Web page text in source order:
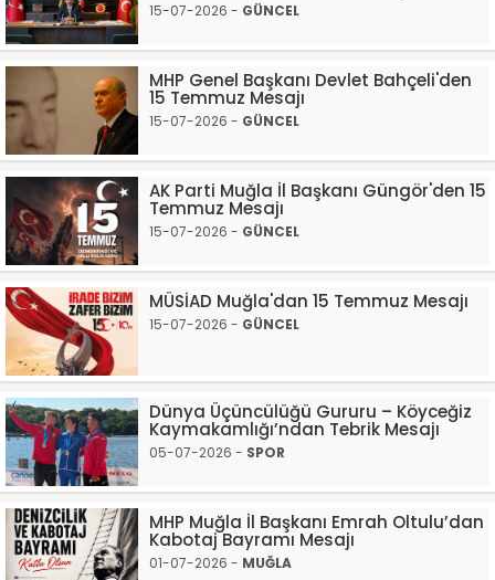
15-07-2026 - GÜNCEL
MHP Genel Başkanı Devlet Bahçeli'den
15 Temmuz Mesajı
15-07-2026 - GÜNCEL
AK Parti Muğla İl Başkanı Güngör'den 15
Temmuz Mesajı
15-07-2026 - GÜNCEL
MÜSİAD Muğla'dan 15 Temmuz Mesajı
15-07-2026 - GÜNCEL
Dünya Üçüncülüğü Gururu – Köyceğiz
Kaymakamlığı’ndan Tebrik Mesajı
05-07-2026 - SPOR
MHP Muğla İl Başkanı Emrah Oltulu’dan
Kabotaj Bayramı Mesajı
01-07-2026 - MUĞLA